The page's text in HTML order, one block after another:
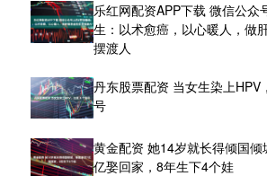
乐红网配资APP下载 微信公众
生：以术愈癌，以心暖人，做
摆渡人
丹东股票配资 当女生染上HPV
号
黄金配资 她14岁就长得倾国
亿娶回家，8年生下4个娃